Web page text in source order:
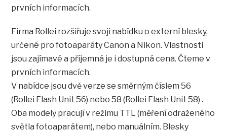
prvních informacích.
Firma Rollei rozšiřuje svoji nabídku o externí blesky,
určené pro fotoaparáty Canon a Nikon. Vlastnosti
jsou zajímavé a příjemná je i dostupná cena. Čteme v
prvních informacích.
V nabídce jsou dvě verze se směrným číslem 56
(Rollei Flash Unit 56) nebo 58 (Rollei Flash Unit 58) .
Oba modely pracují v režimu TTL (měření odraženého
světla fotoaparátem), nebo manuálním. Blesky